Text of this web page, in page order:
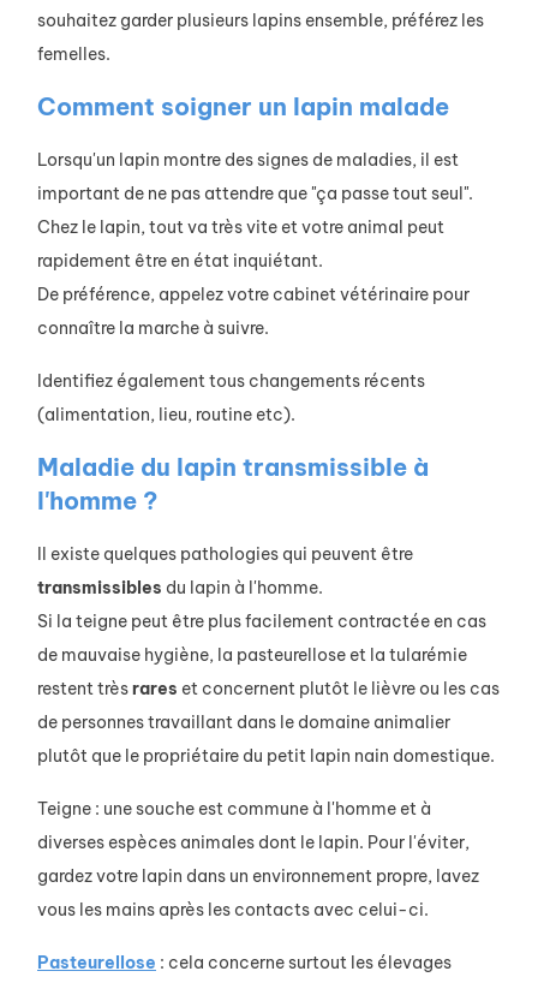
souhaitez garder plusieurs lapins ensemble, préférez les
femelles.
Comment soigner un lapin malade
Lorsqu'un lapin montre des signes de maladies, il est
important de ne pas attendre que "ça passe tout seul".
Chez le lapin, tout va très vite et votre animal peut
rapidement être en état inquiétant.
De préférence, appelez votre cabinet vétérinaire pour
connaître la marche à suivre.
Identifiez également tous changements récents
(alimentation, lieu, routine etc).
Maladie du lapin transmissible à
l'homme ?
Il existe quelques pathologies qui peuvent être
transmissibles du lapin à l'homme.
Si la teigne peut être plus facilement contractée en cas
de mauvaise hygiène, la pasteurellose et la tularémie
restent trèsrares et concernent plutôt le lièvre ou les cas
de personnes travaillant dans le domaine animalier
plutôt que le propriétaire du petit lapin nain domestique.
Teigne : une souche est commune à l'homme et à
diverses espèces animales dont le lapin. Pour l'éviter,
gardez votre lapin dans un environnement propre, lavez
vous les mains après les contacts avec celui-ci.
Pasteurellose : cela concerne surtout les élevages